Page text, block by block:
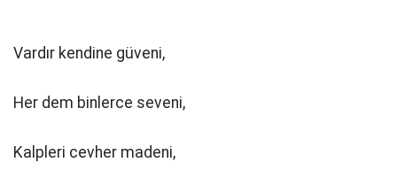
Vardır kendine güveni,
Her dem binlerce seveni,
Kalpleri cevher madeni,